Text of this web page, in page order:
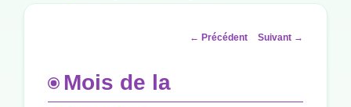
Navigation
← Précédent Suivant →
Mois de la